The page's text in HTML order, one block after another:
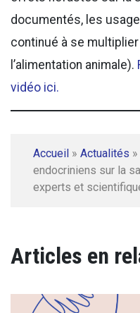
documentés, les
continué à se
l’alimentation animale).
vidéo ici.
Accueil » Actualités »
endocriniens sur la
experts et
Articles en